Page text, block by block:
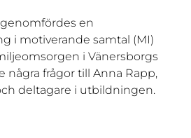
en
i motiverande samtal (MI)
i Vänersborgs
några frågor till Anna Rapp,
deltagare i utbildningen.